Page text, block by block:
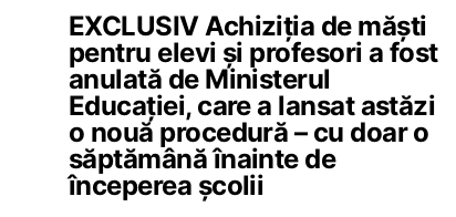
EXCLUSIV Achiziția de măști
pentru elevi și profesori a fost
anulată de Ministerul
Educației, care a lansat astăzi
o nouă procedură – cu doar o
săptămână înainte de
începerea școlii